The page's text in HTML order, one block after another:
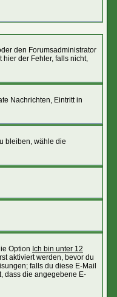
den Forumsadministrator
der Fehler, falls nicht,
Nachrichten, Eintritt in
bleiben, wähle die
Option Ich bin unter 12
aktiviert werden, bevor du
falls du diese E-Mail
dass die angegebene E-